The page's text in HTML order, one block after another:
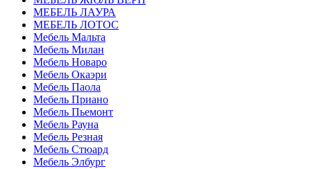
МЕБЕЛЬ ЛАУРА
МЕБЕЛЬ ЛОТОС
Мебель Мальта
Мебель Милан
Мебель Новаро
Мебель Окаэри
Мебель Паола
Мебель Приано
Мебель Пьемонт
Мебель Рауна
Мебель Резная
Мебель Стюард
Мебель Элбург